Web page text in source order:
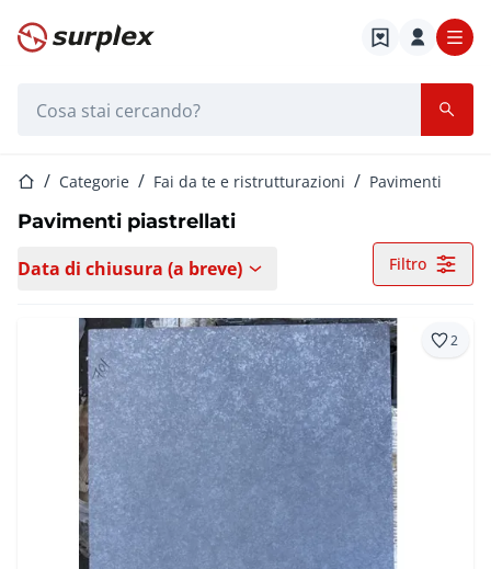
Home
Home Categorie Fai da te e ristrutturazioni Pavimenti
Pavimenti piastrellati
Data di chiusura (a breve) Filtro
2